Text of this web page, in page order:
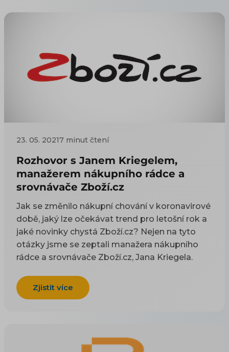
23. 05. 20217 minut čtení
Rozhovor s Janem Kriegelem,
manažerem nákupního rádce a
srovnávače Zboží.cz
Jak se změnilo nákupní chování v koronavirové
době, jaký lze očekávat trend pro letošní rok a
jaké novinky chystá Zboží.cz? Nejen na tyto
otázky jsme se zeptali manažera nákupního
rádce a srovnávače Zboží.cz, Jana Kriegela.
Zjistit více